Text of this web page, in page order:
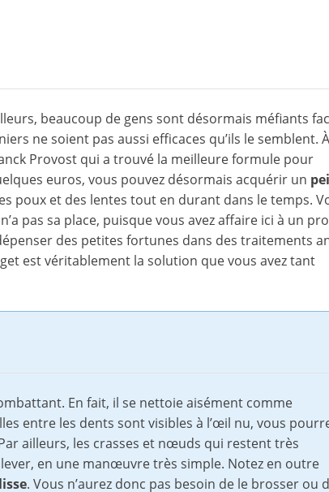
beaucoup de gens sont désormais méfiants
ne soient pas aussi efficaces qu’ils le semblent.
Provost qui a trouvé la meilleure formule pour
euros, vous pouvez désormais acquérir un
poux et des lentes tout en durant dans le temps.
pas sa place, puisque vous avez affaire ici à un
des petites fortunes dans des traitements
est véritablement la solution que vous avez tant
En fait, il se nettoie aisément comme
entre les dents sont visibles à l’œil nu, vous
ailleurs, les crasses et nœuds qui restent très
en une manœuvre très simple. Notez en outre
. Vous n’aurez donc pas besoin de le brosser ou